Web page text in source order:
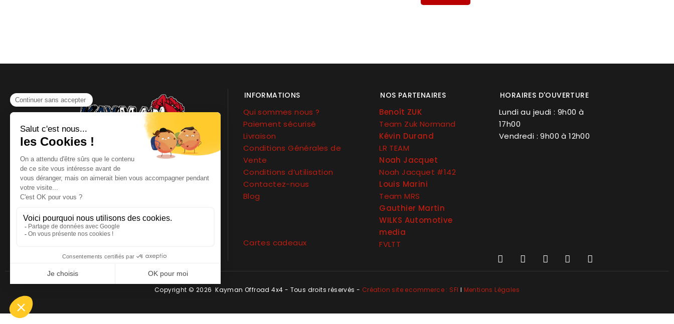
NOUS CONTACTER
Email
offroad.fr
INFORMATIONS
Qui sommes nous ?
Paiement sécurisé
Livraison
Conditions Générales de
Vente
Conditions d’utilisation
Contactez-nous
Blog
Cartes cadeaux
NOS PARTENAIRES
Benoît ZUK
Team Zuk Normand
Kévin Durand
LR TEAM
Noah Jacquet
Noah Jacquet #142
Louis Marini
Team MRS
Gauthier Martin
WILKS Automotive
media
FVLTT
HORAIRES D'OUVERTURE
Lundi au jeudi : 9h00 à
17h00
Vendredi : 9h00 à 12h00
Copyright © 2026 Kayman Offroad 4x4 - Tous droits réservés - Création site ecommerce : SFI l Mentions Légales